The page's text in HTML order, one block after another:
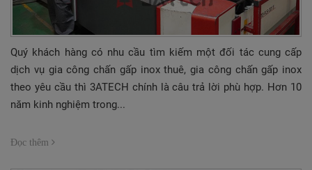
TUYỂN DỤNG
LIÊN HỆ
Quý khách hàng có nhu cầu tìm kiếm một đối tác cung cấp
dịch vụ gia công chấn gấp inox thuê, gia công chấn gấp inox
theo yêu cầu thì 3ATECH chính là câu trả lời phù hợp. Hơn 10
năm kinh nghiệm trong...
Đọc thêm